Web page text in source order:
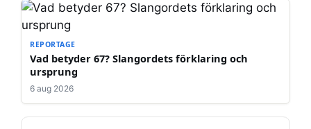
REPORTAGE
Vad betyder 67? Slangordets förklaring och
ursprung
6 aug 2026